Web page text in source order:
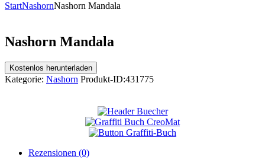
StartNashornNashorn Mandala
Nashorn Mandala
Kostenlos herunterladen
Kategorie: Nashorn Produkt-ID:431775
Rezensionen (0)